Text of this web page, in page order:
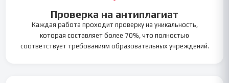
Проверка на антиплагиат
Каждая работа проходит проверку на уникальность,
которая составляет более 70%, что полностью
соответствует требованиям образовательных учреждений.